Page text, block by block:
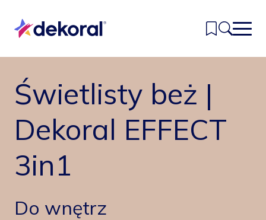
głównej
treści
Inspiracje
Kolory
Produkty
Znajdź sklep
Kontakt
Świetlisty beż |
Dekoral EFFECT
3in1
Do wnętrz